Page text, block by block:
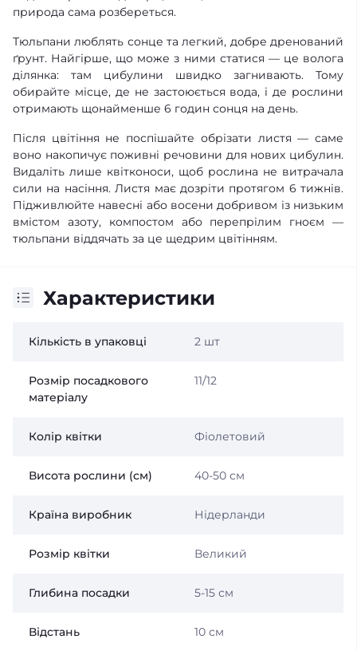
природа сама розбереться.
Тюльпани люблять сонце та легкий, добре дренований
ґрунт. Найгірше, що може з ними статися — це волога
ділянка: там цибулини швидко загнивають. Тому
обирайте місце, де не застоюється вода, і де рослини
отримають щонайменше 6 годин сонця на день.
Після цвітіння не поспішайте обрізати листя — саме
воно накопичує поживні речовини для нових цибулин.
Видаліть лише квітконоси, щоб рослина не витрачала
сили на насіння. Листя має дозріти протягом 6 тижнів.
Підживлюйте навесні або восени добривом із низьким
вмістом азоту, компостом або перепрілим гноєм —
тюльпани віддячать за це щедрим цвітінням.
Характеристики
Кількість в упаковці 2 шт
Розмір посадкового
матеріалу
11/12
Колір квітки Фіолетовий
Висота рослини (см) 40-50 см
Країна виробник Нідерланди
Розмір квітки Великий
Глибина посадки 5-15 см
Відстань 10 см